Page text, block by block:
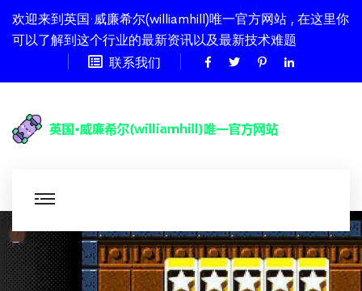
欢迎来到英国·威廉希尔(williamhill)唯一官方网站 , 在这里你
可以了解到这个行业的最新资讯以及最新技术难题
联系我们